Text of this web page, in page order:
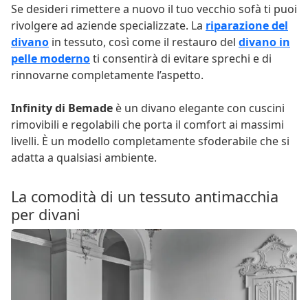
Se desideri rimettere a nuovo il tuo vecchio sofà ti puoi
rivolgere ad aziende specializzate. La riparazione del
divano in tessuto, così come il restauro del divano in
pelle modernoti consentirà di evitare sprechi e di
rinnovarne completamente l’aspetto.
Infinity di Bemade è un divano elegante con cuscini
rimovibili e regolabili che porta il comfort ai massimi
livelli. È un modello completamente sfoderabile che si
adatta a qualsiasi ambiente.
La comodità di un tessuto antimacchia
per divani